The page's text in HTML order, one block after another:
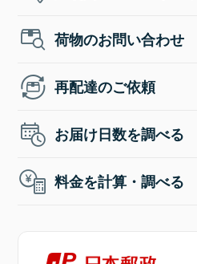
荷物のお問い合わせ
再配達のご依頼
お届け日数を調べる
料金を計算・調べる